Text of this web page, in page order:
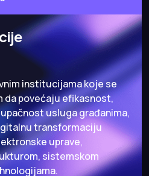
institucijama koje se
da povećaju efikasnost,
usluga građanima,
transformaciju
uprave,
sistemskom